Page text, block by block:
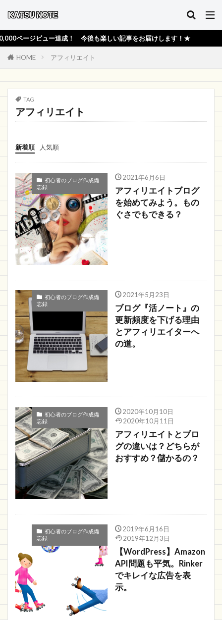
ビュー達成！ 今後も楽しい記事をお届けします！★
HOME アフィリエイト
TAG
アフィリエイト
新着順 人気順
初心者のブログ作成備
忘録
2021年6月6日
アフィリエイトブログ
を始めてみよう。もの
ぐさでもできる？
初心者のブログ作成備
忘録
2021年5月23日
ブログ『活ノート』の
更新頻度を下げる理由
とアフィリエイターへ
の道。
初心者のブログ作成備
忘録
2020年10月10日
2020年10月11日
アフィリエイトとブロ
グの違いは？どちらが
おすすめ？儲かるの？
初心者のブログ作成備
忘録
2019年6月16日
2019年12月3日
【WordPress】Amazon
API問題も平気。Rinker
でキレイな広告を表
示。